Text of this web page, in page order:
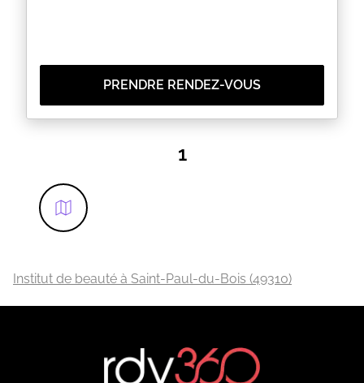
PRENDRE RENDEZ-VOUS
1
Institut de beauté à Saint-Paul-du-Bois (49310)